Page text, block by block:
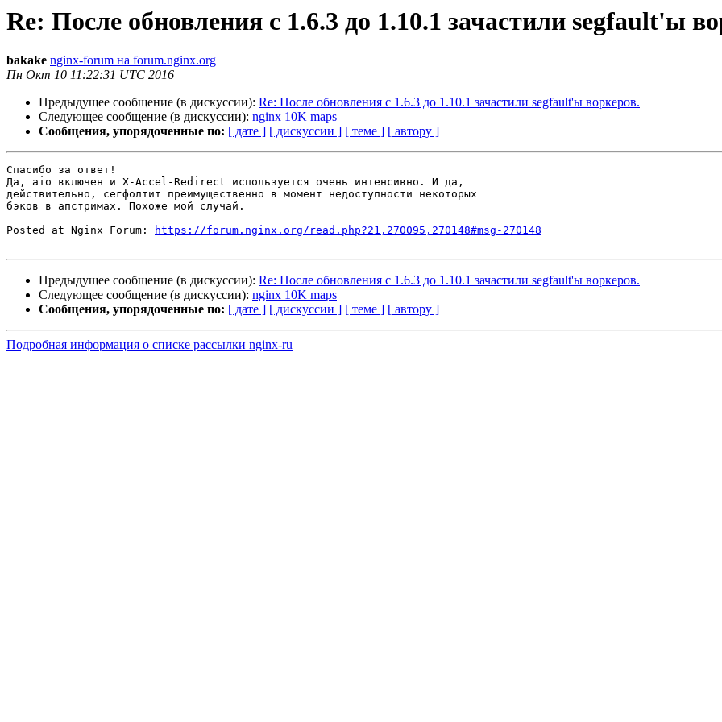
Re: После обновления с 1.6.3 до 1.10.1 зачастили segfault'ы
bakake nginx-forum на forum.nginx.org
Пн Окт 10 11:22:31 UTC 2016
Предыдущее сообщение (в дискуссии): Re: После обновления с 1.6.3 до 1.10.1 зачастили segfault'ы воркеров.
Следующее сообщение (в дискуссии): nginx 10K maps
Сообщения, упорядоченные по: [ дате ] [ дискуссии ] [ теме ] [ автору ]
Спасибо за ответ!
Да, aio включен и X-Accel-Redirect используется очень интенсивно. И да,
действительно, сегфолтит преимущественно в момент недоступности некоторых
бэков в апстримах. Похоже мой случай.
Posted at Nginx Forum:
https://forum.nginx.org/read.php?21,270095,270148#msg-270148
Предыдущее сообщение (в дискуссии): Re: После обновления с 1.6.3 до 1.10.1 зачастили segfault'ы воркеров.
Следующее сообщение (в дискуссии): nginx 10K maps
Сообщения, упорядоченные по: [ дате ] [ дискуссии ] [ теме ] [ автору ]
Подробная информация о списке рассылки nginx-ru